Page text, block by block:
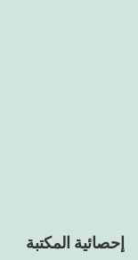
إحصائية المكتبة